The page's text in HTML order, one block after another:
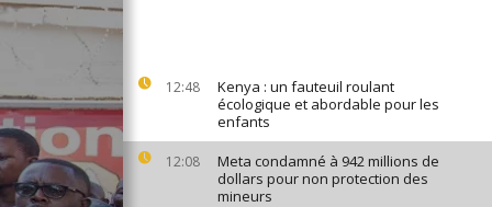
12:48
Kenya : un fauteuil roulant
écologique et abordable pour les
enfants
12:08
Meta condamné à 942 millions de
dollars pour non protection des
mineurs